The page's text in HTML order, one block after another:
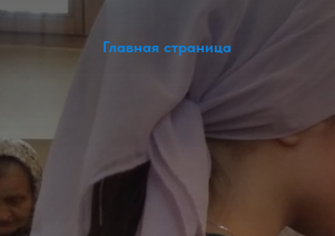
Главная страница